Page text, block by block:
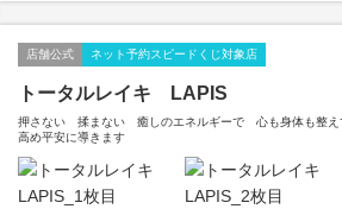
店舗公式 ネット予約スピードくじ対象店
トータルレイキ LAPIS
押さない 揉まない 癒しのエネルギーで 心も身体も整
高め平安に導きます